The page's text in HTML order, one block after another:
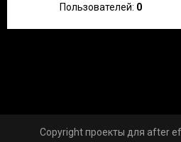
Пользователей: 0
Copyright проекты для after